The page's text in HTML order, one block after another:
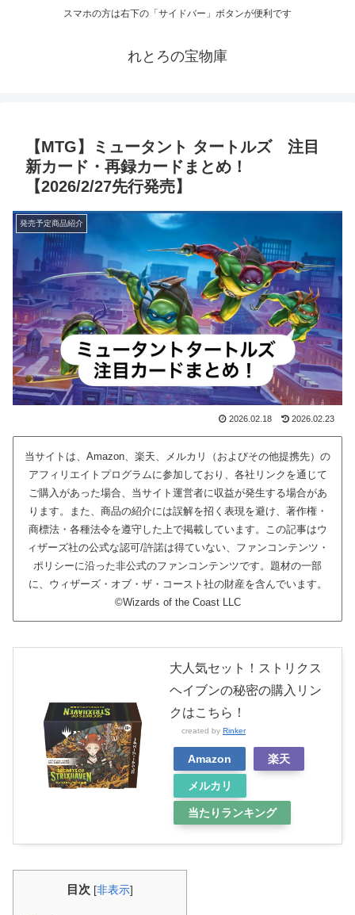
スマホの方は右下の「サイドバー」ボタンが便利です
れとろの宝物庫
【MTG】ミュータント タートルズ 注目
新カード・再録カードまとめ！
【2026/2/27先行発売】
発売予定商品紹介
2026.02.18 2026.02.23
当サイトは、Amazon、楽天、メルカリ（およびその他提携先）の
アフィリエイトプログラムに参加しており、各社リンクを通じて
ご購入があった場合、当サイト運営者に収益が発生する場合があ
ります。また、商品の紹介には誤解を招く表現を避け、著作権・
商標法・各種法令を遵守した上で掲載しています。この記事はウ
ィザーズ社の公式な認可/許諾は得ていない、ファンコンテンツ・
ポリシーに沿った非公式のファンコンテンツです。題材の一部
に、ウィザーズ・オブ・ザ・コースト社の財産を含んでいます。
©Wizards of the Coast LLC
大人気セット！ストリクス
ヘイブンの秘密の購入リン
クはこちら！
created by Rinker
Amazon 楽天
メルカリ
当たりランキング
目次 [非表示]